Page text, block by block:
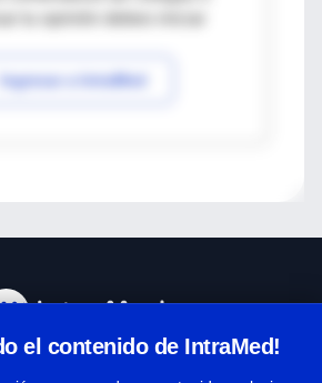
Ingresar a IntraMed
el contenido de IntraMed!